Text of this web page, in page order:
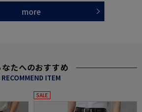
more
なたへのおすすめ
RECOMMEND ITEM
SALE